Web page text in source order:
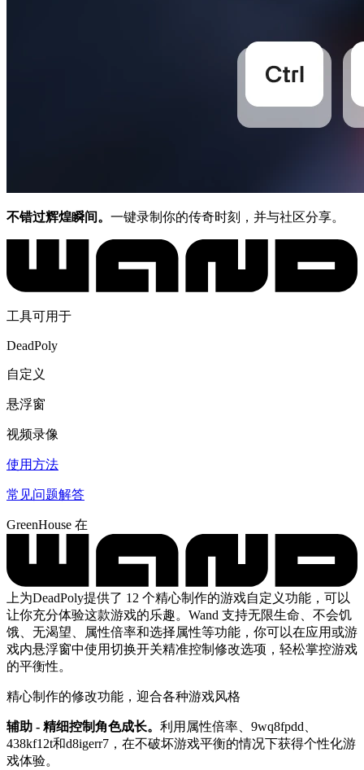
不错过辉煌瞬间。 一键录制你的传奇时刻，并与社区分享。
工具可用于
DeadPoly
自定义
悬浮窗
视频录像
使用方法
常见问题解答
GreenHouse 在
上为DeadPoly提供了 12 个精心制作的游戏自定义功能，可以
让你充分体验这款游戏的乐趣。Wand 支持无限生命、不会饥
饿、无渴望、属性倍率和选择属性等功能，你可以在应用或游
戏内悬浮窗中使用切换开关精准控制修改选项，轻松掌控游戏
的平衡性。
精心制作的修改功能，迎合各种游戏风格
辅助 - 精细控制角色成长。 利用属性倍率、9wq8fpdd、
438kf12t和d8igerr7，在不破坏游戏平衡的情况下获得个性化游
戏体验。